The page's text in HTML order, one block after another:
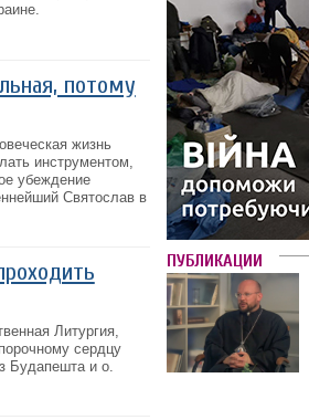
потому
жизнь
инструментом,
убеждение
Святослав в
Литургия,
сердцу
Будапешта и о.
ПУБЛИКАЦИИ